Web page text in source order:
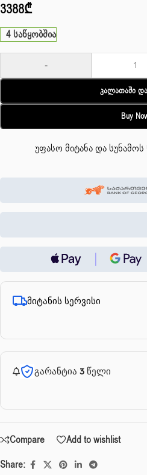
3388₾
4 საწყობშია
-
Კალათაში
Buy
უფასო მიტანა და სუნამოს
მიტანის სერვისი
გარანტია 3 წელი
Compare
Add to wishlist
Share: